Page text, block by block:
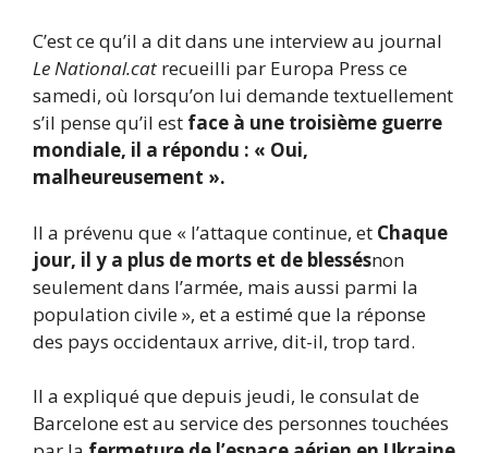
C’est ce qu’il a dit dans une interview au journal
Le National.cat recueilli par Europa Press ce
samedi, où lorsqu’on lui demande textuellement
s’il pense qu’il est face à une troisième guerre
mondiale, il a répondu : « Oui,
malheureusement ».
Il a prévenu que « l’attaque continue, et Chaque
jour, il y a plus de morts et de blessésnon
seulement dans l’armée, mais aussi parmi la
population civile », et a estimé que la réponse
des pays occidentaux arrive, dit-il, trop tard.
Il a expliqué que depuis jeudi, le consulat de
Barcelone est au service des personnes touchées